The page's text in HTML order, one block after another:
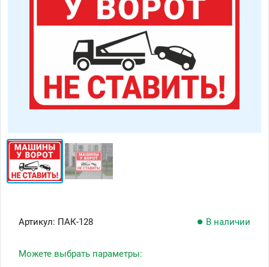
Артикул: ПАК-128 В наличии
Можете выбрать параметры: